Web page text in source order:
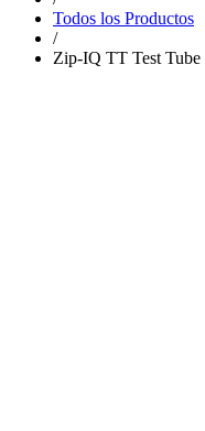
Todos los Productos
/
Zip-IQ TT Test Tube